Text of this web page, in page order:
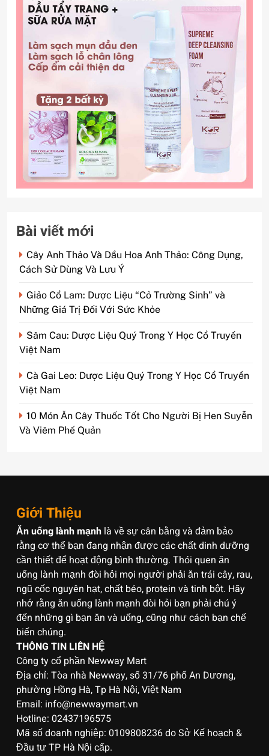
Bài viết mới
Cây Anh Thảo Và Dầu Hoa Anh Thảo: Công Dụng,
Cách Sử Dùng Và Lưu Ý
Giảo Cổ Lam: Dược Liệu “Cỏ Trường Sinh” và
Những Giá Trị Đối Với Sức Khỏe
Sâm Cau: Dược Liệu Quý Trong Y Học Cổ Truyền
Việt Nam
Cà Gai Leo: Dược Liệu Quý Trong Y Học Cổ Truyền
Việt Nam
10 Món Ăn Cây Thuốc Tốt Cho Người Bị Hen Suyễn
Và Viêm Phế Quản
Giới Thiệu
Ăn uống lành mạnh là về sự cân bằng và đảm bảo
rằng cơ thể bạn đang nhận được các chất dinh dưỡng
cần thiết để hoạt động bình thường. Thói quen ăn
uống lành mạnh đòi hỏi mọi người phải ăn trái cây, rau,
ngũ cốc nguyên hạt, chất béo, protein và tinh bột. Hãy
nhớ rằng ăn uống lành mạnh đòi hỏi bạn phải chú ý
đến những gì bạn ăn và uống, cũng như cách bạn chế
biến chúng.
THÔNG TIN LIÊN HỆ
Công ty cổ phần Newway Mart
Địa chỉ: Tòa nhà Newway, số 31/76 phố An Dương,
phường Hồng Hà, Tp Hà Nội, Việt Nam
Email: info@newwaymart.vn
Hotline: 02437196575
Mã số doanh nghiệp: 0109808236 do Sở Kế hoạch &
Đầu tư TP Hà Nội cấp.